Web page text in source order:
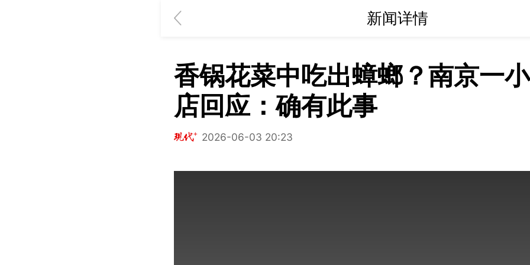
新闻详情
香锅花菜中吃出蟑螂？南京一
店回应：确有此事
2026-06-03 20:23